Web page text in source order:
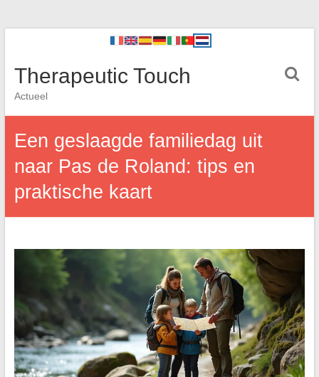
Therapeutic Touch
Actueel
Een geslaagde familiedag uit
naar Pas de Roland: tips en
praktische kaart